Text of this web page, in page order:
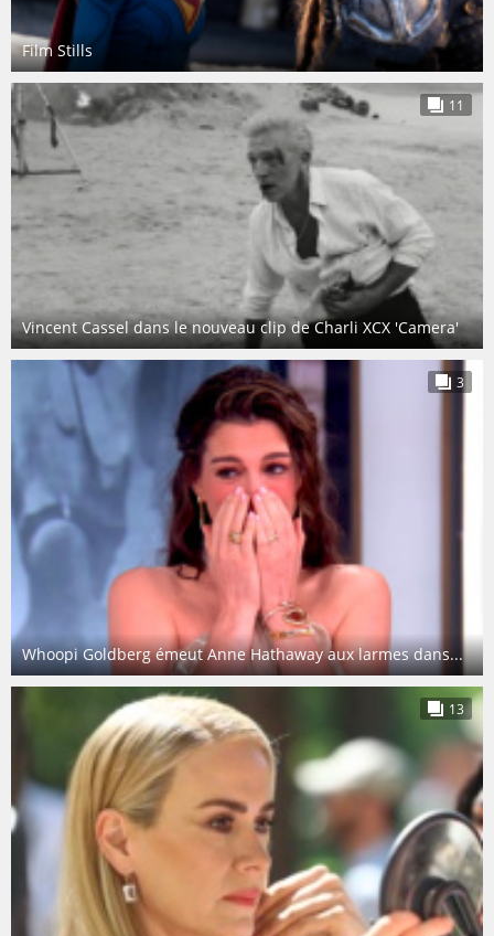
Film Stills
Vincent Cassel dans le nouveau clip de Charli XCX 'Camera'
11
Whoopi Goldberg émeut Anne Hathaway aux larmes dans...
3
13